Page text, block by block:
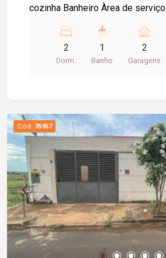
cozinha Banheiro Àrea de
2
Dorm.
1
Banho
2
Garagens
Cód. 75957